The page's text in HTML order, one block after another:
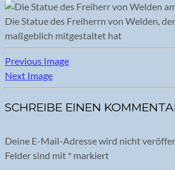
Die Statue des Freiherrn von Welden,
maßgeblich mitgestaltet hat
Previous Image
Next Image
SCHREIBE EINEN
Deine E-Mail-Adresse wird nicht
Felder sind mit * markiert